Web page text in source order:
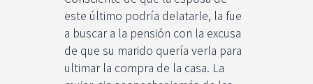
este último podría delatarle, la fue
a buscar a la pensión con la excusa
de que su marido quería verla para
ultimar la compra de la casa. La